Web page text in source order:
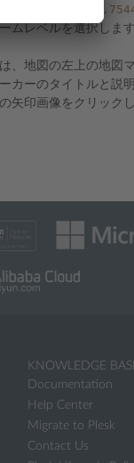
きます。例：
ムレベルを選択します
、地図の左上の地図
カーのタイトルと説
矢印画像をクリックし
KNOWLEDGE
Documentation
Help Center
Migrate to Plesk
Contact Us